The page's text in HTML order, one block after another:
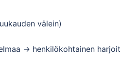
välein)
-> henkilökohtainen